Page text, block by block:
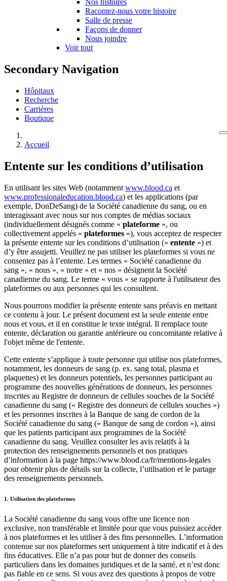
Nos histoires
Racontez-nous votre histoire
Salle de presse
Façons de donner
Nous joindre
Voir tout
Secondary Navigation
Hôpitaux
Recherche
Carrières
Boutique
Accueil
Entente sur les conditions d’utilisation
En utilisant les sites Web (notamment www.blood.ca et
www.professionaleducation.blood.ca) et les applications (par
exemple, DonDeSang) de la Société canadienne du sang, ou en
interagissant avec nous sur nos comptes de médias sociaux
(individuellement désignés comme « plateforme », ou
collectivement appelés « plateformes »), vous acceptez de respecter
la présente entente sur les conditions d’utilisation (« entente ») et
d’y être assujetti. Veuillez ne pas utiliser les plateformes si vous ne
consentez pas à l’entente. Les termes « Société canadienne du
sang », « nous », « notre » et « nos » désignent la Société
canadienne du sang. Le terme « vous » se rapporte à l'utilisateur des
plateformes ou aux personnes qui les consultent.
Nous pourrons modifier la présente entente sans préavis en mettant
ce contenu à jour. Le présent document est la seule entente entre
nous et vous, et il en constitue le texte intégral. Il remplace toute
entente, déclaration ou garantie antérieure ou concomitante relative à
l'objet même de l'entente.
Cette entente s’applique à toute personne qui utilise nos plateformes,
notamment, les donneurs de sang (p. ex. sang total, plasma et
plaquettes) et les donneurs potentiels, les personnes participant au
programme des nouvelles générations de donneurs, les personnes
inscrites au Registre de donneurs de cellules souches de la Société
canadienne du sang (« Registre des donneurs de cellules souches »)
et les personnes inscrites à la Banque de sang de cordon de la
Société canadienne du sang (« Banque de sang de cordon »), ainsi
que les patients participant aux programmes de la Société
canadienne du sang. Veuillez consulter les avis relatifs à la
protection des renseignements personnels et nos pratiques
d’information à la page https://www.blood.ca/fr/mentions-legales
pour obtenir plus de détails sur la collecte, l’utilisation et le partage
des renseignements personnels.
1. Utilisation des plateformes
La Société canadienne du sang vous offre une licence non
exclusive, non transférable et limitée pour que vous puissiez accéder
à nos plateformes et les utiliser à des fins personnelles. L’information
contenue sur nos plateformes sert uniquement à titre indicatif et à des
fins éducatives. Elle n’a pas pour but de donner des conseils
particuliers dans les domaines juridiques et de la santé, et n’est donc
pas fiable en ce sens. Si vous avez des questions à propos de votre